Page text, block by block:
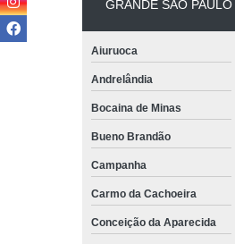
GRANDE SÃO PAULO
Aiuruoca
Andrelândia
Bocaina de Minas
Bueno Brandão
Campanha
Carmo da Cachoeira
Conceição da Aparecida